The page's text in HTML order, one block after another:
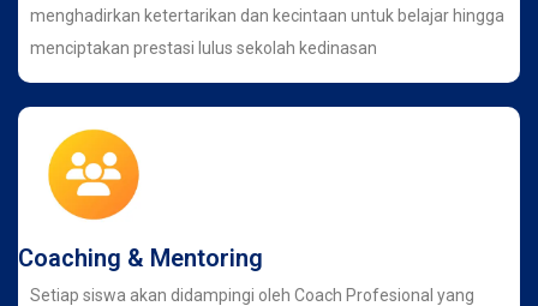
menghadirkan ketertarikan dan kecintaan untuk belajar hingga
menciptakan prestasi lulus sekolah kedinasan
Coaching & Mentoring
Setiap siswa akan didampingi oleh Coach Profesional yang